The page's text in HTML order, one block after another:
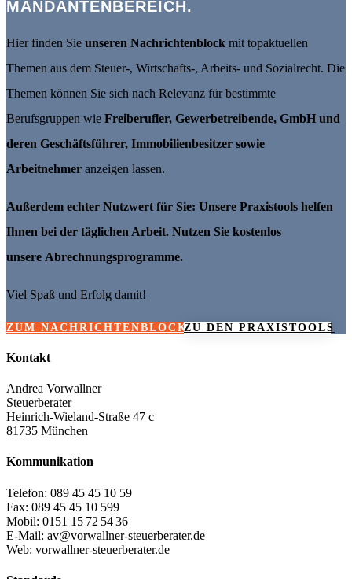
MANDANTENBEREICH.
Hier finden Sie unseren Nachrichtenblock mit topaktuellen
Themen aus dem Steuer-, Wirtschafts-, Arbeits- und Sozialrecht. Die
Themen können Sie sich nach Relevanz für bestimmte
Berufsgruppen wie Freiberufler, Gewerbetreibende, GmbH und
deren Geschäftsführer, Immobilienbesitzer sowie
Arbeitnehmer anzeigen lassen.
Außerdem echter Nutzwert für Sie: Unsere Praxistools helfen
Ihnen bei der täglichen Arbeit. Nutzen Sie kostenlos
unsere Abrechnungsprogramme.
Viel Spaß und Erfolg damit!
ZUM NACHRICHTENBLOCKZU DEN PRAXISTOOLS
Kontakt
Andrea Vorwallner
Steuerberater
Heinrich-Wieland-Straße 47 c
81735 München
Kommunikation
Telefon: 089 45 45 10 59
Fax: 089 45 45 10 599
Mobil: 0151 15 72 54 36
E-Mail: av@vorwallner-steuerberater.de
Web: vorwallner-steuerberater.de